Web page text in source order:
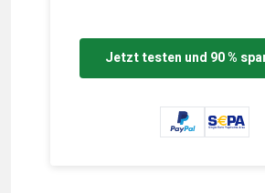
Jetzt testen und 90 %